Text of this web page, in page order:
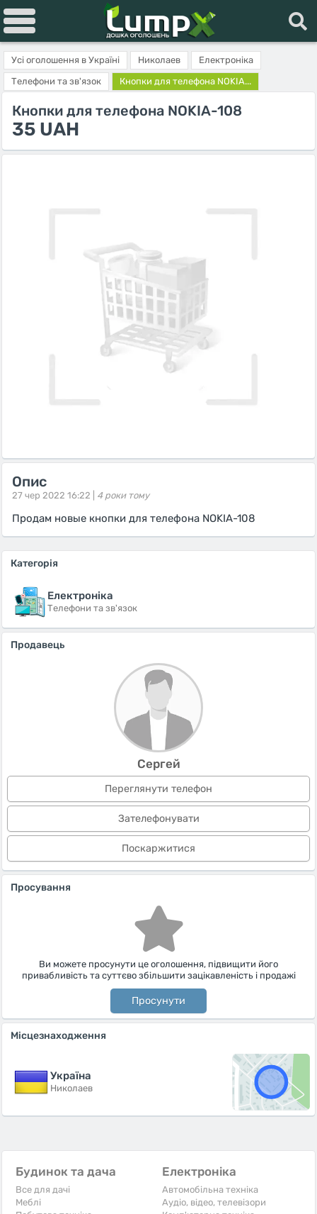
Усі оголошення в Україні Николаев
Електроніка
Телефони та зв'язок
Кнопки для телефона NOKIA...
Кнопки для телефона NOKIA-108
35 UAH
Опис
27 чер 2022 16:22 | 4 роки тому
Продам новые кнопки для телефона NOKIA-108
Категорія
Електроніка
Телефони та зв'язок
Продавець
Сергей
Переглянути телефон
Зателефонувати
Поскаржитися
Просування
Ви можете просунути це оголошення, підвищити його
привабливість та суттєво збільшити зацікавленість і продажі
Просунути
Місцезнаходження
Україна
Николаев
Будинок та дача
Все для дачі
Меблі
Електроніка
Автомобільна техніка
Аудіо, відео, телевізори